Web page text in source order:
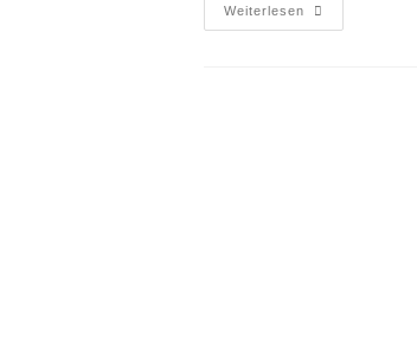
Weiterlesen